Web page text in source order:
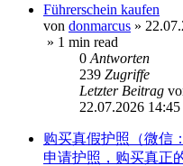
Führerschein kaufen
von donmarcus »
» 1 min read
0 Antworten
239 Zugriffe
Letzter Beitrag
22.07.2026 14:45
购买真假护照（微信
申请护照，购买真正